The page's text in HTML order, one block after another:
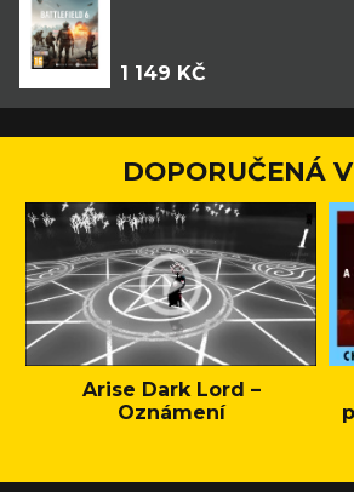
1 149 KČ
DOPORUČENÁ
Arise Dark Lord –
Oznámení